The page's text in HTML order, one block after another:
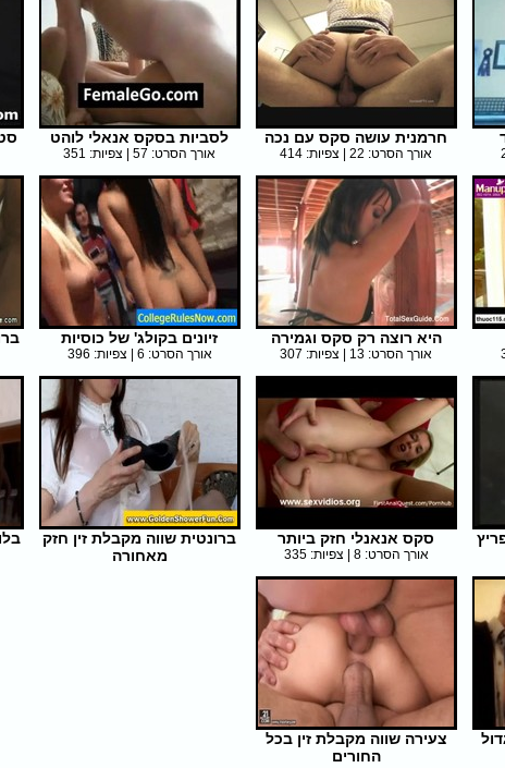
חרמנית עושה סקס עם נכה
אורך הסרט: 22 | צפיות: 414
לסביות בסקס אנאלי לוהט
אורך הסרט: 57 | צפיות: 351
היא רוצה רק סקס וגמירה
אורך הסרט: 13 | צפיות: 307
זיונים בקולג' של כוסיות
אורך הסרט: 6 | צפיות: 396
סקס אנאנלי חזק ביותר
אורך הסרט: 8 | צפיות: 335
ברונטית שווה מקבלת זין חזק
מאחורה
צעירה שווה מקבלת זין בכל
החורים